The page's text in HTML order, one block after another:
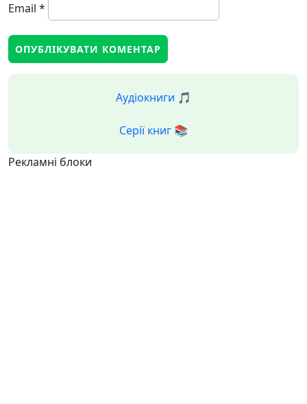
Email *
Аудіокниги 🎵
Серії книг 📚
Рекламні блоки